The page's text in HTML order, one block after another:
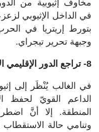
مخاوف إثيوبية من
في الداخل الإثيوبي
بتورط إريتريا في
وجبهة تحرير تيجراي.
8- تراجع الدور الإقليمي الإثيوبي:
في الغالب يُنْظَر إلى
الداعم القويّ لحفظ
المنطقة. إلا أنَّ
وتنامي حالة الاستقطاب